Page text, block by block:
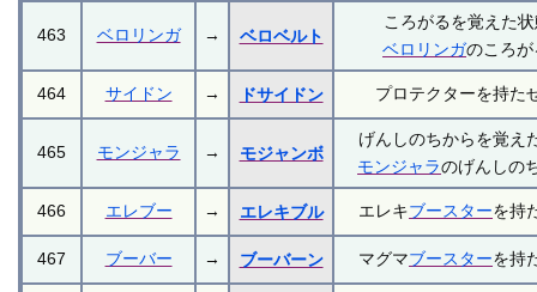
463 ベロリンガ → ベロベルト
ころがるを覚えた
ベロリンガのころ
464 サイドン → ドサイドン プロテクターを持た
465 モンジャラ → モジャンボ
げんしのちからを覚え
モンジャラのげんしの
466 エレブー → エレキブル エレキブースターを持
467 ブーバー → ブーバーン マグマブースターを持